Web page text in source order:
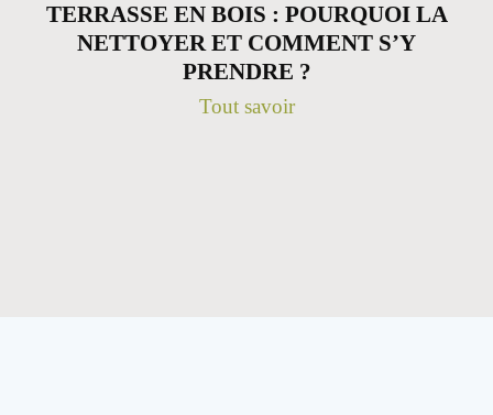
TERRASSE EN BOIS : POURQUOI LA
NETTOYER ET COMMENT S’Y
PRENDRE ?
Tout savoir